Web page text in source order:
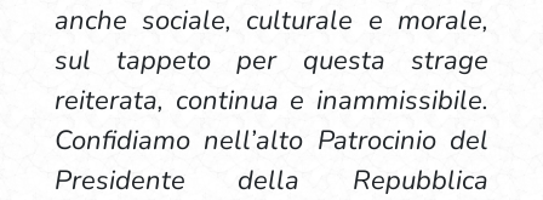
anche sociale, culturale e morale,
sul tappeto per questa strage
reiterata, continua e inammissibile.
Confidiamo nell’alto Patrocinio del
Presidente della Repubblica